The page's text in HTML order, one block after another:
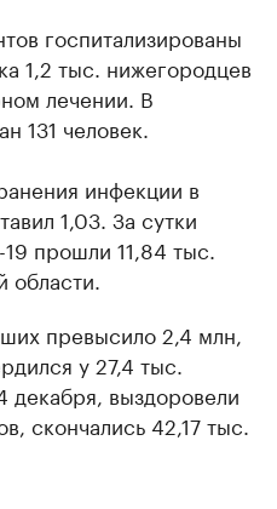
госпитализированы
1,2 тыс. нижегородцев
лечении. В
131 человек.
инфекции в
1,03. За сутки
прошли 11,84 тыс.
области.
превысило 2,4 млн,
у 27,4 тыс.
декабря, выздоровели
скончались 42,17 тыс.